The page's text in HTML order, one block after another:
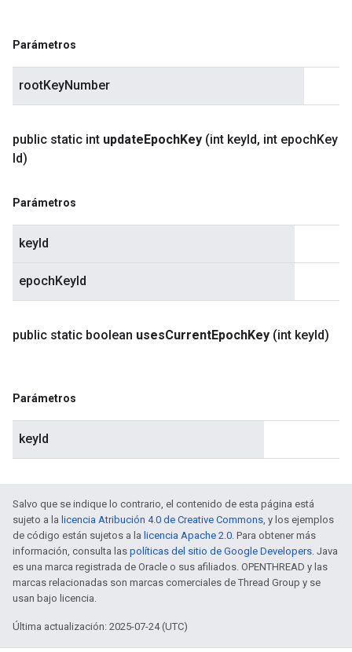
Parámetros
rootKeyNumber
public static int updateEpochKey (int keyId, int epochKey
Id)
Parámetros
keyId
epochKeyId
public static boolean usesCurrentEpochKey (int keyId)
Parámetros
keyId
Salvo que se indique lo contrario, el contenido de esta página está
sujeto a la licencia Atribución 4.0 de Creative Commons, y los ejemplos
de código están sujetos a la licencia Apache 2.0. Para obtener más
información, consulta las políticas del sitio de Google Developers. Java
es una marca registrada de Oracle o sus afiliados. OPENTHREAD y las
marcas relacionadas son marcas comerciales de Thread Group y se
usan bajo licencia.
Última actualización: 2025-07-24 (UTC)